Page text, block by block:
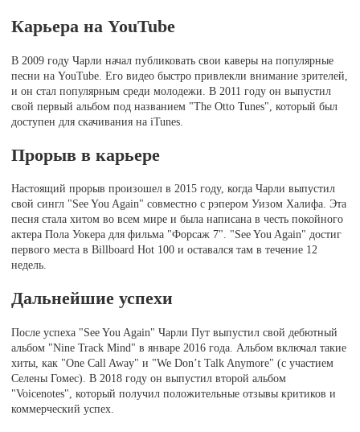
Карьера на YouTube
В 2009 году Чарли начал публиковать свои каверы на популярные
песни на YouTube. Его видео быстро привлекли внимание зрителей,
и он стал популярным среди молодежи. В 2011 году он выпустил
свой первый альбом под названием "The Otto Tunes", который был
доступен для скачивания на iTunes.
Прорыв в карьере
Настоящий прорыв произошел в 2015 году, когда Чарли выпустил
свой сингл "See You Again" совместно с рэпером Уизом Халифа. Эта
песня стала хитом во всем мире и была написана в честь покойного
актера Пола Уокера для фильма "Форсаж 7". "See You Again" достиг
первого места в Billboard Hot 100 и оставался там в течение 12
недель.
Дальнейшие успехи
После успеха "See You Again" Чарли Пут выпустил свой дебютный
альбом "Nine Track Mind" в январе 2016 года. Альбом включал такие
хиты, как "One Call Away" и "We Don’t Talk Anymore" (с участием
Селены Гомес). В 2018 году он выпустил второй альбом
"Voicenotes", который получил положительные отзывы критиков и
коммерческий успех.